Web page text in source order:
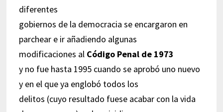
diferentes
gobiernos de la democracia se encargaron en
parchear e ir añadiendo algunas
modificaciones al Código Penal de 1973
y no fue hasta 1995 cuando se aprobó uno nuevo
y en el que ya englobó todos los
delitos (cuyo resultado fuese acabar con la vida